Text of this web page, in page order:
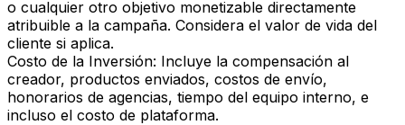
o cualquier otro objetivo monetizable directamente
atribuible a la campaña. Considera el valor de vida del
cliente si aplica.
Costo de la Inversión: Incluye la compensación al
creador, productos enviados, costos de envío,
honorarios de agencias, tiempo del equipo interno, e
incluso el costo de plataforma.